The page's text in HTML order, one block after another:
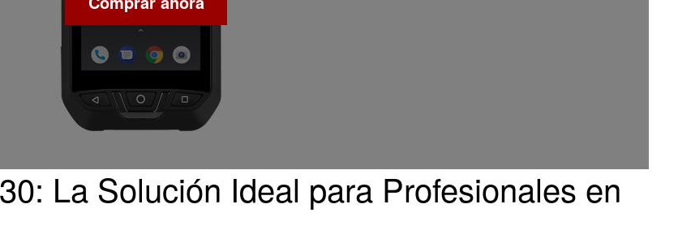
La Solución Ideal para Profesionales en